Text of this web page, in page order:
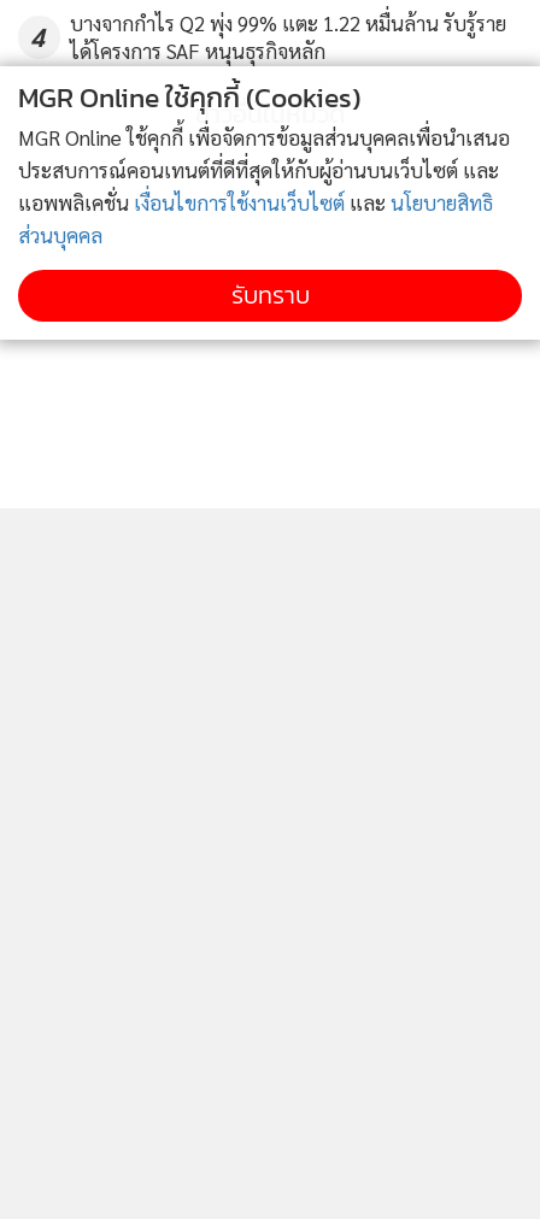
4
บางจากกำไร Q2 พุ่ง 99% แตะ 1.22 หมื่นล้าน รับรู้ราย
ได้โครงการ SAF หนุนธุรกิจหลัก
ข่าวอื่นในหมวด
MGR Online ใช้คุกกี้ (Cookies)
MGR Online ใช้คุกกี้ เพื่อจัดการข้อมูลส่วนบุคคลเพื่อนำเสนอ
ประสบการณ์คอนเทนต์ที่ดีที่สุดให้กับผู้อ่านบนเว็บไซต์ และ
แอพพลิเคชั่น เงื่อนไขการใช้งานเว็บไซต์ และ นโยบายสิทธิ
ส่วนบุคคล
รับทราบ